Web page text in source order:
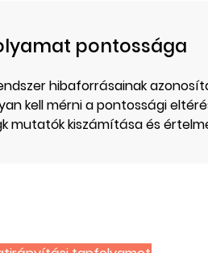
pontossága
hibaforrásainak
kell mérni a pontossági
mutatók kiszámítása és